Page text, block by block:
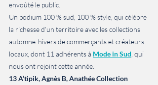
envoûté le public.
Un podium 100 % sud, 100 % style, qui célèbre
la richesse d’un territoire avec les collections
automne-hivers de commerçants et créateurs
locaux, dont 11 adhérents à Mode in Sud , qui
nous ont rejoint cette année.
13 A’tipik, Agnès B, Anathée Collection